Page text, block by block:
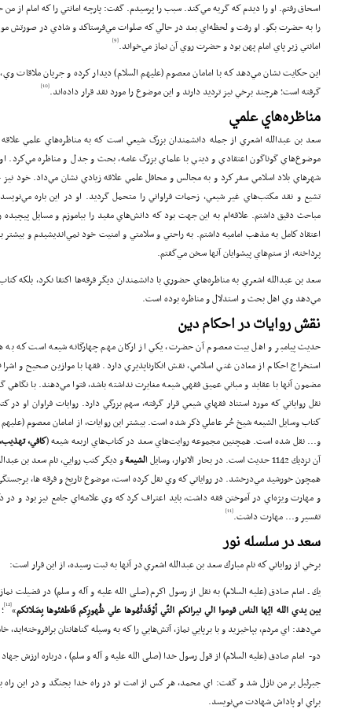
اسحاق رفتم. او را ديدم كه گريه مي‌كند. سبب را پرسيدم. گفت: پارچه امانتي را كه امام از
را به حضرت بگو. او رفت و لحظه‌اي بعد در حالي كه صلوات مي‌فرستاكد و شادي در صورتش
امانتي زير پاي امام پهن بود و حضرت روي آن نماز مي‌خواند.[9]
اين حكايت نشان مي‌دهد كه با امامان معصوم (علیهم السلام) ديدار كرده و جريان ملاقات
گرفته است؛ هرچند برخي نيز ترديد دارند و اين موضوع را مورد نقد قرار داده‌اند.[10]
مناظره‌هاي علمي
سعد بن عبدالله اشعري از جمله دانشمندان بزرگ شيعي است كه به مناظره‌هاي علمي علاقه
موضوع‌هاي گوناگون اعتقادي و ديني با علماي بزرگ عامه، بحث و جدل و مناظره مي‌كرد.
شهرهاي بلاد اسلامي سفر كرد و به مجالس و محافل علمي علاقه زيادي نشان مي‌داد. خود
تشيع و نقد مكتب‌هاي غير شيعي، زحمات فراواني را متحمل گرديد. او در اين باره
مباحث دقيق داشتم. علاقه‌ام به اين جهت بود كه دانش‌هاي مفيد را بياموزم و مسايل
اعتقاد كامل به مذهب اماميه داشتم. به راحتي و سلامتي و امنيت خود نمي‌انديشيدم و بيشتر
پرداخته، از ستم‌هاي پيشوايان آنها سخن مي‌گفتم.
سعد بن عبدالله اشعري به مناظره‌هاي حضوري با دانشمندان ديگر فرقه‌ها اكتفا نكرد، بلكه
مي‌دهد وي اهل بحث و استدلال و مناظره بوده است.
نقش روايات در احكام دين
حديث پيامبر و اهل بيت معصوم آن حضرت، يكي از اركان مهم چهارگانه شيعه است كه به
استخراج احكام از معادن غني اسلامي، نقش انكارناپذيري دارد. فقها با موازين صحيح و
مضمون آنها با عقايد و مباني عميق فقهي شيعه مغايرت نداشته باشد، فتوا مي‌دهند. با
كتاب وسايل الشيعه شيخ حُر عاملي ذكر شده است. بيشتر اين روايات، از امامان معصوم
و... نقل شده است. همچنين مجموعه روايت‌هاي سعد در كتاب‌هاي اربعه شيعه (كافي،
آن نزديك 1142 حديث است. در بحار الانوار، وسايل ا
لشيعةو ديگر كتب روايي، نام سعد بن
همچون خورشيد مي‌درخشد. در رواياتي كه وي نقل كرده است، موضوع تاريخ و فرقه ها،
و مهارت ويژه‌اي در آموختن فقه داشت، بايد اعتراف كرد كه وي علامه‌اي جامع نيز بود و در
تفسير و... مهارت داشت.[11]
سعد در سلسله نور
برخي از رواياتي كه نام مبارك سعد بن عبدالله اشعري در آنها به ثبت رسيده، از اين قرار است:
يك ـ امام صادق (علیه السلام) به نقل از رسول اكرم (صلی الله علیه و آله و سلم) در فضيلت
بين يدي الله ايّها الناس قوموا الي نيرانكم التّي أوْقَدتُمُوها علي ظُهورِكم فَاطفئوها بِصَلاتكم»
[12]
مي‌دهد: اي مردم، بپاخيزيد و با برپايي نماز، آتش‌هايي را كه به وسيله گناهانتان
دو- امام صادق (علیه السلام) از قول رسول خدا (صلی الله علیه و آله و سلم) ، درباره ارزش
جبرئيل بر من نازل شد و گفت: اي محمد، هر كس از امت تو در راه خدا بجنگد و در اين راه
براي او پاداش شهادت مي‌نويسد.